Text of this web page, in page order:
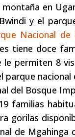
en
y el
Nacional de
tiene doce
le permiten 8
nacional
del Bosque
familias
gorilas
de